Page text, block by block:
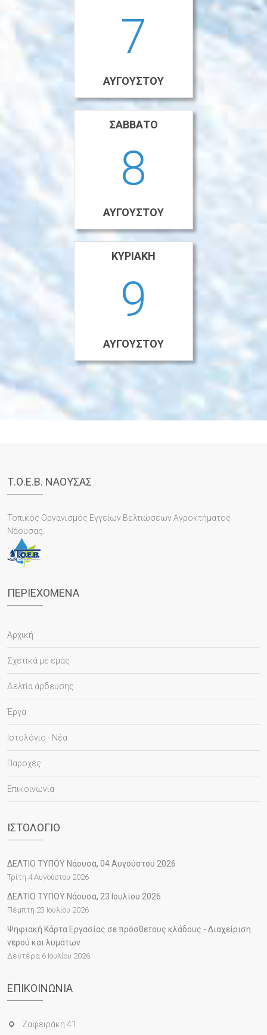
7
ΑΥΓΟΎΣΤΟΥ
ΣΆΒΒΑΤΟ
8
ΑΥΓΟΎΣΤΟΥ
ΚΥΡΙΑΚΉ
9
ΑΥΓΟΎΣΤΟΥ
Τ.Ο.Ε.Β. ΝΑΟΥΣΑΣ
Τοπικός Οργανισμός Εγγείων Βελτιώσεων Αγροκτήματος
Νάουσας.
ΠΕΡΙΕΧΌΜΕΝΑ
Αρχική
Σχετικά με εμάς
Δελτία άρδευσης
Έργα
Ιστολόγιο - Νέα
Παροχές
Επικοινωνία
ΙΣΤΟΛΌΓΙΟ
ΔΕΛΤΙΟ ΤΥΠΟΥ Νάουσα, 04 Αυγούστου 2026
Τρίτη 4 Αυγούστου 2026
ΔΕΛΤΙΟ ΤΥΠΟΥ Νάουσα, 23 Ιουλίου 2026
Πέμπτη 23 Ιουλίου 2026
Ψηφιακή Κάρτα Εργασίας σε πρόσθετους κλάδους - Διαχείριση
νερού και λυμάτων
Δευτέρα 6 Ιουλίου 2026
ΕΠΙΚΟΙΝΩΝΊΑ
Ζαφειράκη 41